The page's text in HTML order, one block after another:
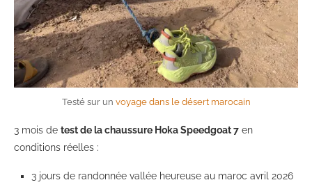
Testé sur un voyage dans le désert marocain
3 mois de test de la chaussure Hoka Speedgoat 7 en
conditions réelles :
3 jours de randonnée vallée heureuse au maroc avril 2026